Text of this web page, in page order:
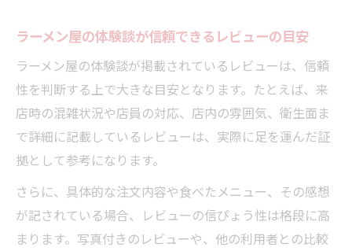
ラーメン屋の体験談が信頼できるレビューの目安
ラーメン屋の体験談が掲載されているレビューは、信頼
性を判断する上で大きな目安となります。たとえば、来
店時の混雑状況や店員の対応、店内の雰囲気、衛生面ま
で詳細に記載しているレビューは、実際に足を運んだ証
拠として参考になります。
さらに、具体的な注文内容や食べたメニュー、その感想
が記されている場合、レビューの信ぴょう性は格段に高
まります。写真付きのレビューや、他の利用者との比較